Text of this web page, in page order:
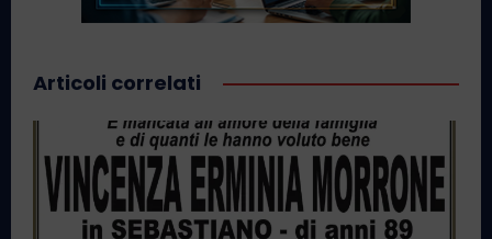
Articoli correlati